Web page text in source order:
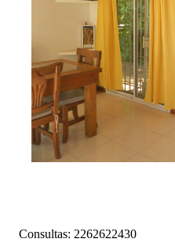
Consultas: 2262622430